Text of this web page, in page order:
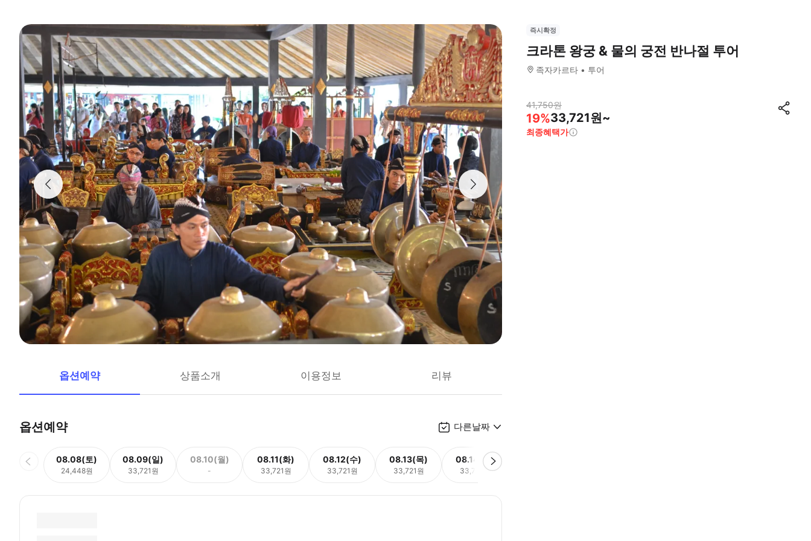
옵션예약 상품소개 이용정보 리뷰
옵션예약 다른날짜
08.08(토)
24,448원
08.09(일)
33,721원
08.10(월)
-
08.11(화)
33,721원
08.12(수)
33,721원
08.13(목)
33,721원
08.14(금)
33,721원
즉시확정
크라톤 왕궁 & 물의 궁전 반나절 투어
족자카르타 투어
41,750원
19%33,721원~
최종혜택가